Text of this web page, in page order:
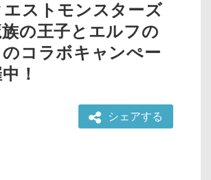
エストモンスターズ
の王子とエルフの
コラボキャンぺー
！
シェアする